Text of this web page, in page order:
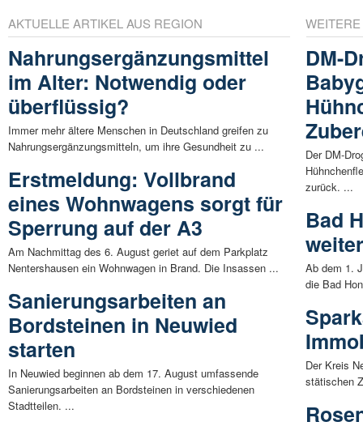
AKTUELLE ARTIKEL AUS REGION
Nahrungsergänzungsmittel
im Alter: Notwendig oder
überflüssig?
Immer mehr ältere Menschen in Deutschland greifen zu
Nahrungsergänzungsmitteln, um ihre Gesundheit zu ...
Erstmeldung: Vollbrand
eines Wohnwagens sorgt für
Sperrung auf der A3
Am Nachmittag des 6. August geriet auf dem Parkplatz
Nentershausen ein Wohnwagen in Brand. Die Insassen ...
Sanierungsarbeiten an
Bordsteinen in Neuwied
starten
In Neuwied beginnen ab dem 17. August umfassende
Sanierungsarbeiten an Bordsteinen in verschiedenen
Stadtteilen. ...
DM-
Der DM-
zurück. ...
Bad
Ab dem 1.
die Bad
Der Kreis
stätischen